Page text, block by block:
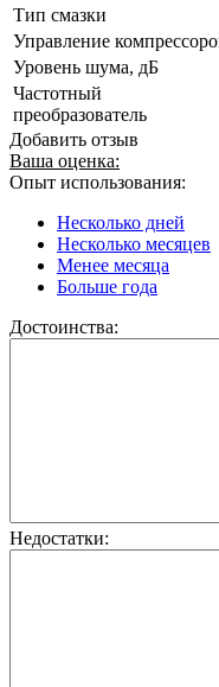
Тип смазки
Управление
Уровень шума, дБ
Частотный
преобразователь
Добавить отзыв
Ваша оценка:
Опыт использования:
Несколько дней
Несколько месяцев
Менее месяца
Больше года
Достоинства:
Недостатки: